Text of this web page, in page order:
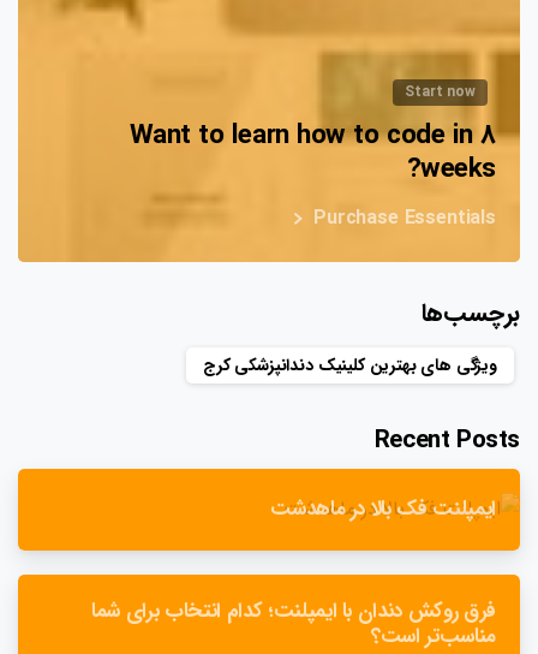
Start now
Want to learn how to code in 8
weeks?
Purchase Essentials
برچسب‌ها
ویژگی های بهترین کلینیک دندانپزشکی کرج
Recent Posts
ایمپلنت فک بالا در ماهدشت
فرق روکش دندان با ایمپلنت؛ کدام انتخاب برای شما
مناسب‌تر است؟